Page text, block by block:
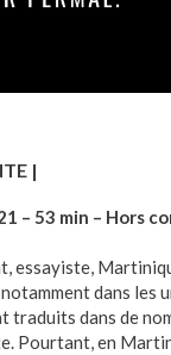
|
– 53 min – Hors
essayiste,
dans les
traduits dans de
Pourtant, en